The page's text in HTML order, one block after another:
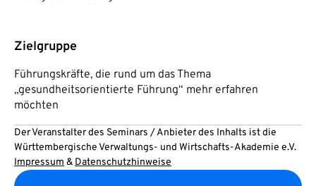
Zielgruppe
Führungskräfte, die rund um das Thema
„gesundheitsorientierte Führung“ mehr erfahren
möchten
Der Veranstalter des Seminars / Anbieter des Inhalts ist die
Württembergische Verwaltungs- und Wirtschafts-Akademie e.V.
Impressum & Datenschutzhinweise